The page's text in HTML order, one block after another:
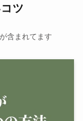
ツ
含まれてます